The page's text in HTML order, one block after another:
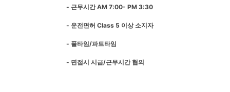
- 근무시간 AM 7:00- PM 3:30
- 운전면허 Class 5 이상 소지자
- 풀타임/파트타임
- 면접시 시급/근무시간 협의